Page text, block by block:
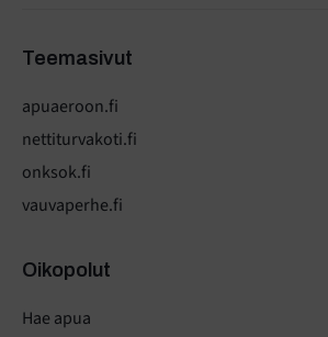
Teemasivut
apuaeroon.fi
nettiturvakoti.fi
onksok.fi
vauvaperhe.fi
Oikopolut
Hae apua